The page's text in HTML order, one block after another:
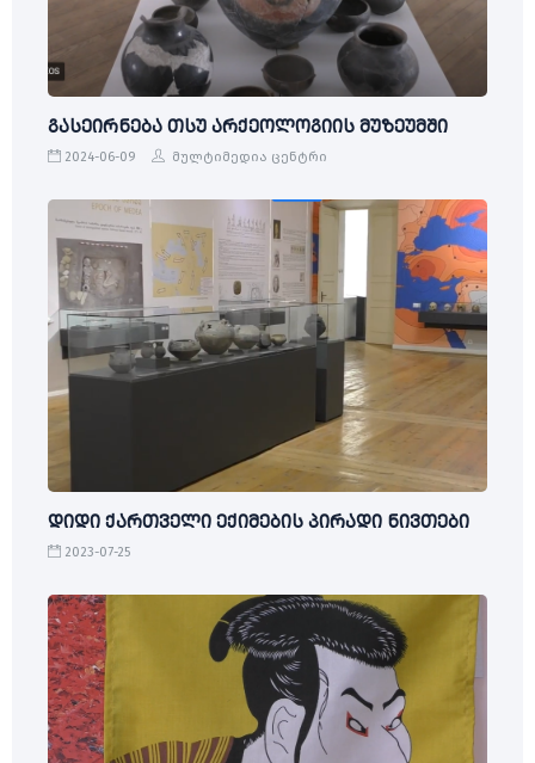
გასეირნება თსუ არქეოლოგიის მუზეუმში
2024-06-09 მულტიმედია ცენტრი
დიდი ქართველი ექიმების პირადი ნივთები
2023-07-25